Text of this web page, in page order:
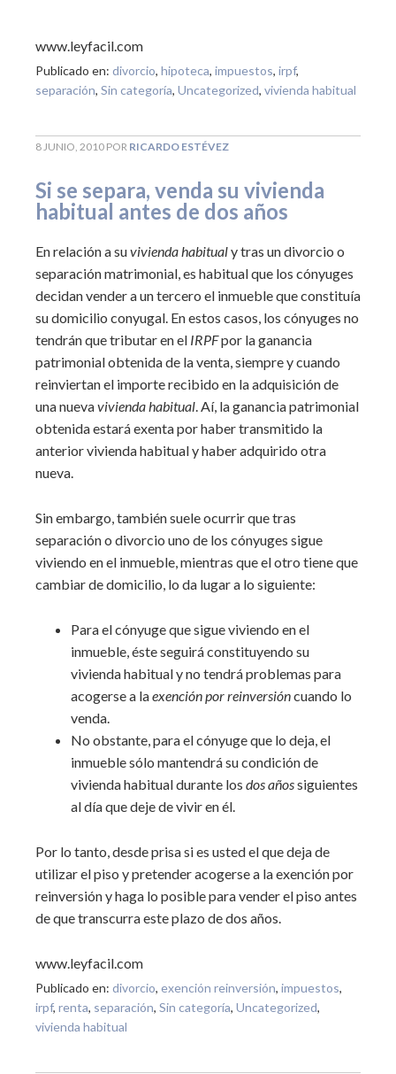
www.leyfacil.com
Publicado en: divorcio, hipoteca, impuestos, irpf,
separación, Sin categoría, Uncategorized, vivienda habitual
8 JUNIO, 2010 POR RICARDO ESTÉVEZ
Si se separa, venda su vivienda
habitual antes de dos años
En relación a suvivienda habitualy tras un divorcio o
separación matrimonial, es habitual que los cónyuges
decidan vender a un tercero el inmueble que constituía
su domicilio conyugal. En estos casos, los cónyuges no
tendrán que tributar en el IRPFpor la ganancia
patrimonial obtenida de la venta, siempre y cuando
reinviertan el importe recibido en la adquisición de
una nuevavivienda habitual. Aí, la ganancia patrimonial
obtenida estará exenta por haber transmitido la
anterior vivienda habitual y haber adquirido otra
nueva.
Sin embargo, también suele ocurrir que tras
separación o divorcio uno de los cónyuges sigue
viviendo en el inmueble, mientras que el otro tiene que
cambiar de domicilio, lo da lugar a lo siguiente:
Para el cónyuge que sigue viviendo en el
inmueble, éste seguirá constituyendo su
vivienda habitual y no tendrá problemas para
acogerse a laexención por reinversióncuando lo
venda.
No obstante, para el cónyuge que lo deja, el
inmueble sólo mantendrá su condición de
vivienda habitual durante los dos añossiguientes
al día que deje de vivir en él.
Por lo tanto, desde prisa si es usted el que deja de
utilizar el piso y pretender acogerse a la exención por
reinversión y haga lo posible para vender el piso antes
de que transcurra este plazo de dos años.
www.leyfacil.com
Publicado en: divorcio, exención reinversión, impuestos,
irpf, renta, separación, Sin categoría, Uncategorized,
vivienda habitual